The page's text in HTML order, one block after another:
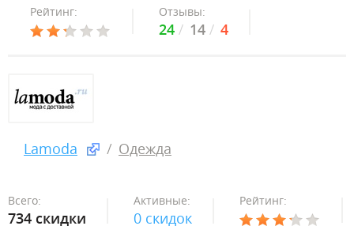
Рейтинг: Отзывы:
24 14 4
Lamoda Одежда
Всего:
734 скидки
Активные:
0 скидок
Рейтинг: